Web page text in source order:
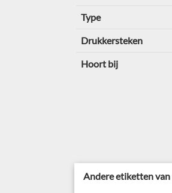
Type
Drukkersteken
Hoort bij
Andere etiketten van